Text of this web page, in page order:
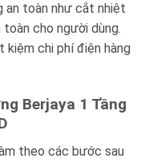
an toàn như cắt nhiệt
cho người dùng.
kiệm chi phí điện hàng
Berjaya 1 Tầng
theo các bước sau